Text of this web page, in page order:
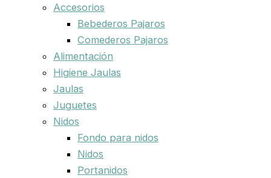
Accesorios
Bebederos Pajaros
Comederos Pajaros
Alimentación
Higiene Jaulas
Jaulas
Juguetes
Nidos
Fondo para nidos
Nidos
Portanidos